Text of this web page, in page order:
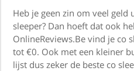
Heb je geen zin om veel geld
sleeper? Dan hoeft dat ook
OnlineReviews.Be vind je co
tot €0. Ook met een kleiner
lijst dus zeker de beste co